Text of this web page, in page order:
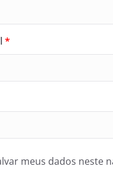
*
meus dados neste